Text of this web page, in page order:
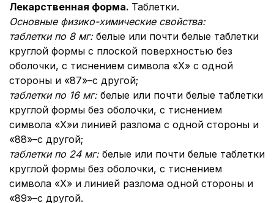
Лекарственная форма. Таблетки.
Основные физико-химические свойства:
таблетки по 8 мг: белые или почти белые таблетки
круглой формы с плоской поверхностью без
оболочки, с тиснением символа «Х» с одной
стороны и «87»–с другой;
таблетки по 16 мг: белые или почти белые таблетки
круглой формы без оболочки, с тиснением
символа «Х»и линией разлома с одной стороны и
«88»–с другой;
таблетки по 24 мг: белые или почти белые таблетки
круглой формы без оболочки, с тиснением
символа «Х» и линией разлома одной стороны и
«89»–с другой.